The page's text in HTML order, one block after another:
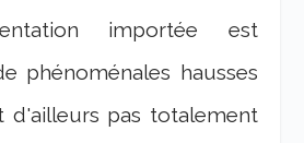
importée est
phénoménales hausses
d'ailleurs pas totalement